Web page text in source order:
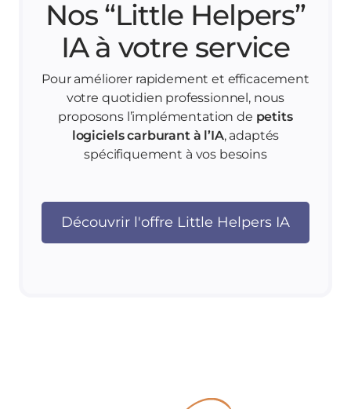
Nos “Little Helpers”
IA à votre service
Pour améliorer rapidement et efficacement
votre quotidien professionnel, nous
proposons l’implémentation de petits
logiciels carburant à l’IA, adaptés
spécifiquement à vos besoins
Découvrir l'offre Little Helpers IA